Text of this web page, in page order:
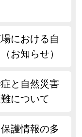
における自
お知らせ）
と自然災害
について
護情報の多